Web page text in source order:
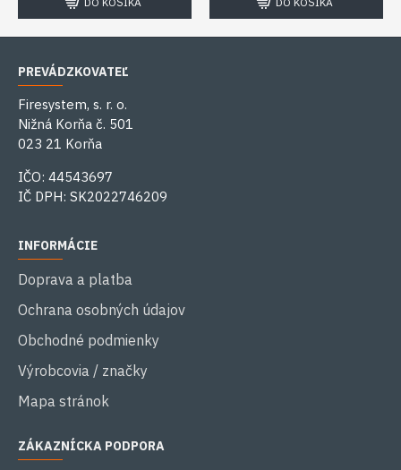
PREVÁDZKOVATEĽ
Firesystem, s. r. o.
Nižná Korňa č. 501
023 21 Korňa
IČO: 44543697
IČ DPH: SK2022746209
INFORMÁCIE
Doprava a platba
Ochrana osobných údajov
Obchodné podmienky
Výrobcovia / značky
Mapa stránok
ZÁKAZNÍCKA PODPORA